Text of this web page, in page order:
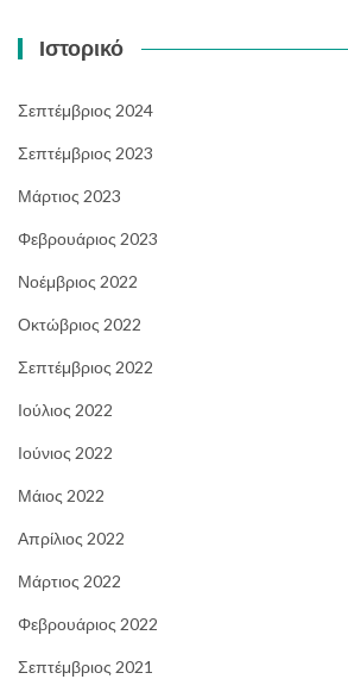
Ιστορικό
Σεπτέμβριος 2024
Σεπτέμβριος 2023
Μάρτιος 2023
Φεβρουάριος 2023
Νοέμβριος 2022
Οκτώβριος 2022
Σεπτέμβριος 2022
Ιούλιος 2022
Ιούνιος 2022
Μάιος 2022
Απρίλιος 2022
Μάρτιος 2022
Φεβρουάριος 2022
Σεπτέμβριος 2021